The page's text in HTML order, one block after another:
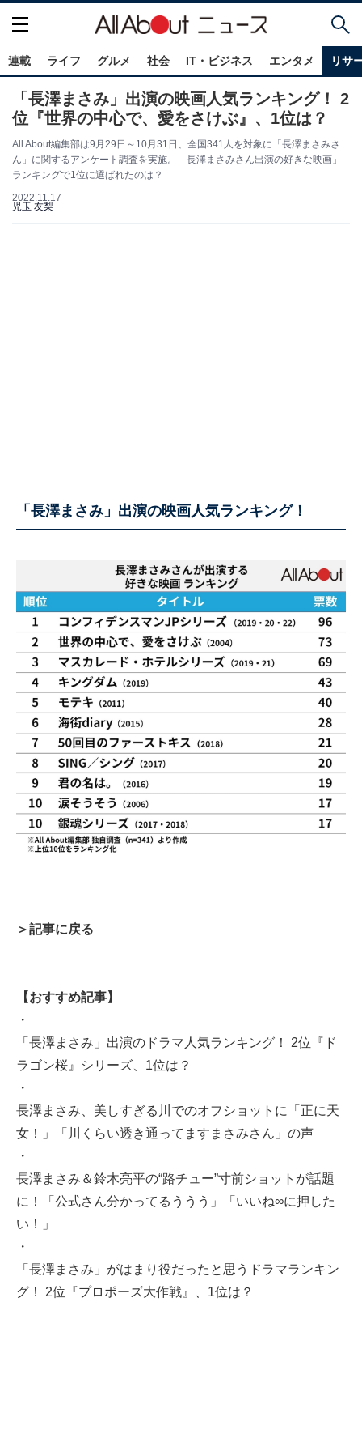
連載 ライフ グルメ 社会 IT・ビジネス エンタメ リサ
「長澤まさみ」出演の映画人気ランキング！ 2
位『世界の中心で、愛をさけぶ』、1位は？
All About編集部は9月29日～10月31日、全国341人を対象に「長澤まさみさ
ん」に関するアンケート調査を実施。「長澤まさみさん出演の好きな映画」
ランキングで1位に選ばれたのは？
2022.11.17
児玉 友梨
「長澤まさみ」出演の映画人気ランキング！
＞記事に戻る
【おすすめ記事】
・
「長澤まさみ」出演のドラマ人気ランキング！ 2位『ド
ラゴン桜』シリーズ、1位は？
・
長澤まさみ、美しすぎる川でのオフショットに「正に天
女！」「川くらい透き通ってますまさみさん」の声
・
長澤まさみ＆鈴木亮平の“路チュー”寸前ショットが話題
に！「公式さん分かってるううう」「いいね∞に押した
い！」
・
「長澤まさみ」がはまり役だったと思うドラマランキン
グ！ 2位『プロポーズ大作戦』、1位は？